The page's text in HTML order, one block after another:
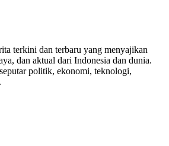
terkini dan terbaru yang menyajikan
dan aktual dari Indonesia dan dunia.
politik, ekonomi, teknologi,